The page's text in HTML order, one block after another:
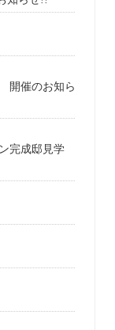
開催のお知ら
完成邸見学